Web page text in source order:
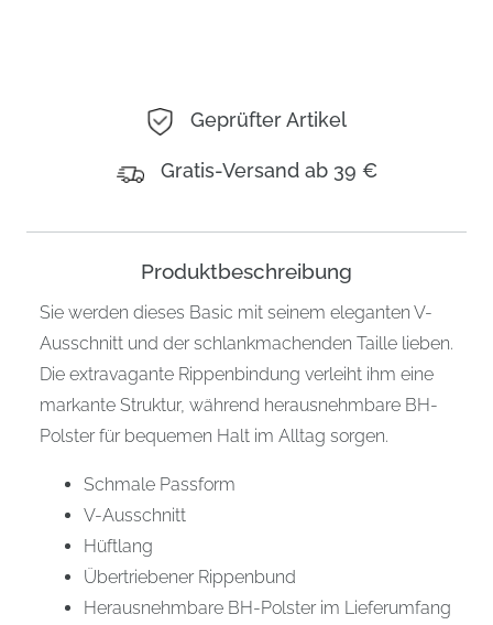
Geprüfter Artikel
Gratis-Versand ab 39 €
Produktbeschreibung
Sie werden dieses Basic mit seinem eleganten V-
Ausschnitt und der schlankmachenden Taille lieben.
Die extravagante Rippenbindung verleiht ihm eine
markante Struktur, während herausnehmbare BH-
Polster für bequemen Halt im Alltag sorgen.
Schmale Passform
V-Ausschnitt
Hüftlang
Übertriebener Rippenbund
Herausnehmbare BH-Polster im Lieferumfang